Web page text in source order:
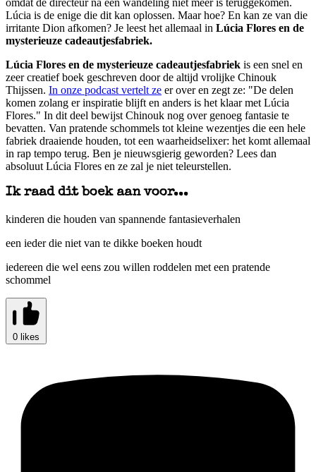
omdat de directeur na een wandeling niet meer is teruggekomen.
Lúcia is de enige die dit kan oplossen. Maar hoe? En kan ze van die
irritante Dion afkomen? Je leest het allemaal in Lúcia Flores en de
mysterieuze cadeautjesfabriek.
Lúcia Flores en de mysterieuze cadeautjesfabriek is een snel en
zeer creatief boek geschreven door de altijd vrolijke Chinouk
Thijssen. In onze podcast vertelt ze er over en zegt ze: "De delen
komen zolang er inspiratie blijft en anders is het klaar met Lúcia
Flores." In dit deel bewijst Chinouk nog over genoeg fantasie te
bevatten. Van pratende schommels tot kleine wezentjes die een hele
fabriek draaiende houden, tot een waarheidselixer: het komt allemaal
in rap tempo terug. Ben je nieuwsgierig geworden? Lees dan
absoluut Lúcia Flores en ze zal je niet teleurstellen.
Ik raad dit boek aan voor...
kinderen die houden van spannende fantasieverhalen
een ieder die niet van te dikke boeken houdt
iedereen die wel eens zou willen roddelen met een pratende
schommel
0 likes